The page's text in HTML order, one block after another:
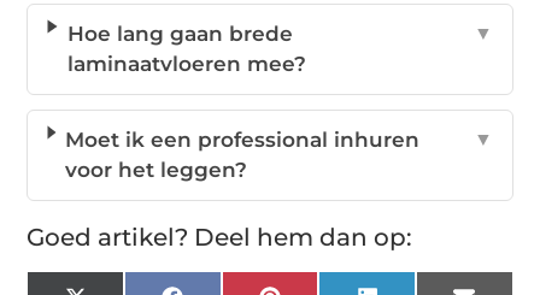
Hoe lang gaan brede
laminaatvloeren mee?
▼
Moet ik een professional inhuren
voor het leggen?
▼
Goed artikel? Deel hem dan op: